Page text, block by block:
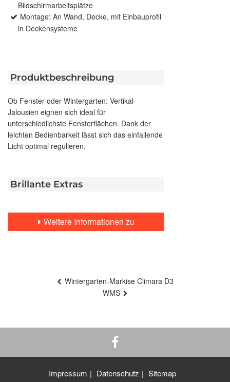
Bildschirmarbeitsplätze
Montage: An Wand, Decke, mit Einbauprofil
in Deckensysteme
Produktbeschreibung
Ob Fenster oder Wintergarten: Vertikal-
Jalousien eignen sich ideal für
unterschiedlichste Fensterflächen. Dank der
leichten Bedienbarkeit lässt sich das einfallende
Licht optimal regulieren.
Brillante Extras
Weitere Informationen zu
Wintergarten-Markise Climara D3
WMS
Impressum Datenschutz Sitemap